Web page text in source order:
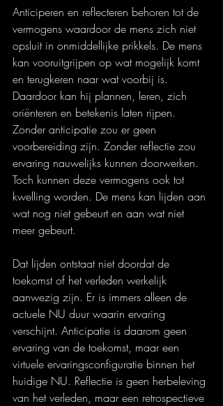
Anticiperen en reflecteren behoren tot de
vermogens waardoor de mens zich niet
opsluit in onmiddellijke prikkels. De mens
kan vooruitgrijpen op wat mogelijk komt
en terugkeren naar wat voorbij is.
Daardoor kan hij plannen, leren, zich
oriënteren en betekenis laten rijpen.
Zonder anticipatie zou er geen
voorbereiding zijn. Zonder reflectie zou
ervaring nauwelijks kunnen doorwerken.
Toch kunnen deze vermogens ook tot
kwelling worden. De mens kan lijden aan
wat nog niet gebeurt en aan wat niet
meer gebeurt.
Dat lijden ontstaat niet doordat de
toekomst of het verleden werkelijk
aanwezig zijn. Er is immers alleen de
actuele NU duur waarin ervaring
verschijnt. Anticipatie is daarom geen
ervaring van de toekomst, maar een
virtuele ervaringsconfiguratie binnen het
huidige NU. Reflectie is geen herbeleving
van het verleden, maar een retrospectieve